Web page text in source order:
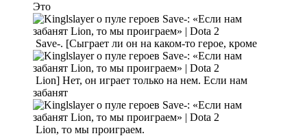
Это
Save-. [Сыграет ли он на каком-то герое, кроме
Lion] Нет, он играет только на нем. Если нам
забанят
Lion, то мы проиграем.